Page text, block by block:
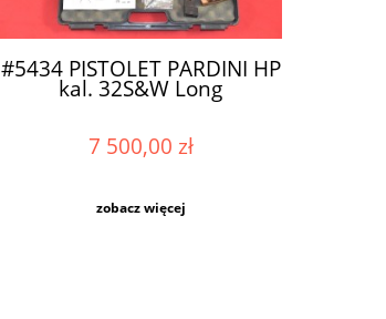
#5434 PISTOLET PARDINI HP
kal. 32S&W Long
7 500,00 zł
zobacz więcej